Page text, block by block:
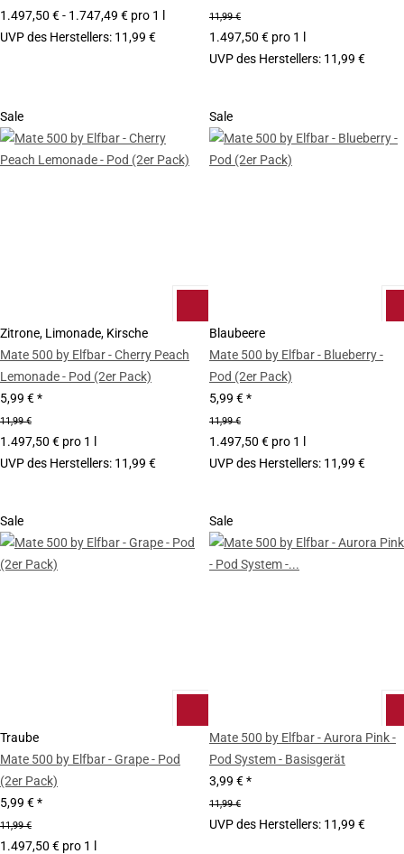
1.497,50 € - 1.747,49 € pro 1 l
UVP des Herstellers: 11,99 €
11,99 €
1.497,50 € pro 1 l
UVP des Herstellers: 11,99 €
Sale
Zitrone, Limonade, Kirsche
Mate 500 by Elfbar - Cherry Peach
Lemonade - Pod (2er Pack)
5,99 €*
11,99 €
1.497,50 € pro 1 l
UVP des Herstellers: 11,99 €
Sale
Blaubeere
Mate 500 by Elfbar - Blueberry -
Pod (2er Pack)
5,99 €*
11,99 €
1.497,50 € pro 1 l
UVP des Herstellers: 11,99 €
Sale
Traube
Mate 500 by Elfbar - Grape - Pod
(2er Pack)
5,99 €*
11,99 €
1.497,50 € pro 1 l
Sale
Mate 500 by Elfbar - Aurora Pink -
Pod System - Basisgerät
3,99 €*
11,99 €
UVP des Herstellers: 11,99 €